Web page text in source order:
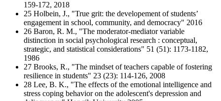
159-172, 2018
25 Holbein, J., "True grit: the developement of students’
engagement in school, community, and democracy" 2016
26 Baron, R. M., "The moderator-mediator variable
distinction in social psychological research : conceptual,
strategic, and statistical considerations" 51 (51): 1173-1182,
1986
27 Brooks, R., "The mindset of teachers capable of fostering
resilience in students" 23 (23): 114-126, 2008
28 Lee, B. K., "The effects of the emotional intelligence and
stress coping behavior on the adolescent's depression and